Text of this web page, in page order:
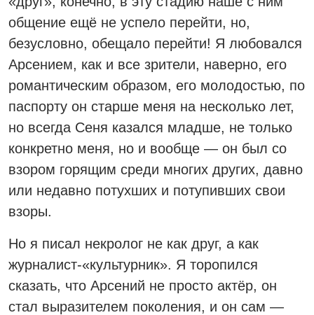
общение ещё не успело перейти, но,
безусловно, обещало перейти! Я любовался
Арсением, как и все зрители, наверно, его
романтическим образом, его молодостью, по
паспорту он старше меня на несколько лет,
но всегда Сеня казался младше, не только
конкретно меня, но и вообще — он был со
взором горящим среди многих других, давно
или недавно потухших и потупивших свои
взоры.
Но я писал некролог не как друг, а как
журна­лист‑«культурник». Я торопился
сказать, что Арсений не просто актёр, он
стал выразителем поколения, и он сам —